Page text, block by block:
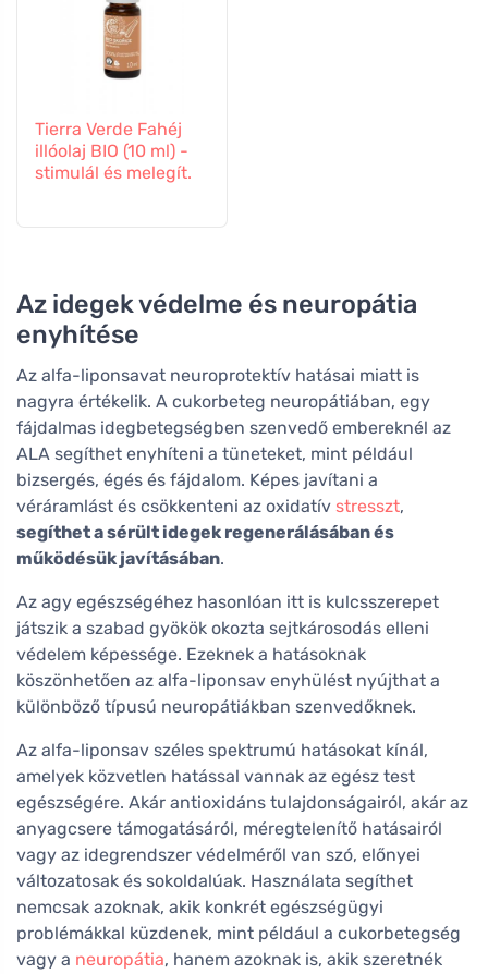
Tierra Verde Fahéj
illóolaj BIO (10 ml) -
stimulál és melegít.
Az idegek védelme és neuropátia
enyhítése
Az alfa-liponsavat neuroprotektív hatásai miatt is
nagyra értékelik. A cukorbeteg neuropátiában, egy
fájdalmas idegbetegségben szenvedő embereknél az
ALA segíthet enyhíteni a tüneteket, mint például
bizsergés, égés és fájdalom. Képes javítani a
véráramlást és csökkenteni az oxidatív stresszt,
segíthet a sérült idegek regenerálásában és
működésük javításában.
Az agy egészségéhez hasonlóan itt is kulcsszerepet
játszik a szabad gyökök okozta sejtkárosodás elleni
védelem képessége. Ezeknek a hatásoknak
köszönhetően az alfa-liponsav enyhülést nyújthat a
különböző típusú neuropátiákban szenvedőknek.
Az alfa-liponsav széles spektrumú hatásokat kínál,
amelyek közvetlen hatással vannak az egész test
egészségére. Akár antioxidáns tulajdonságairól, akár az
anyagcsere támogatásáról, méregtelenítő hatásairól
vagy az idegrendszer védelméről van szó, előnyei
változatosak és sokoldalúak. Használata segíthet
nemcsak azoknak, akik konkrét egészségügyi
problémákkal küzdenek, mint például a cukorbetegség
vagy a neuropátia, hanem azoknak is, akik szeretnék